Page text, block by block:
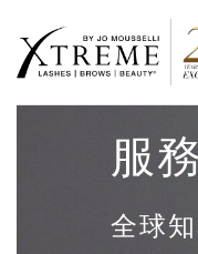
服
全球